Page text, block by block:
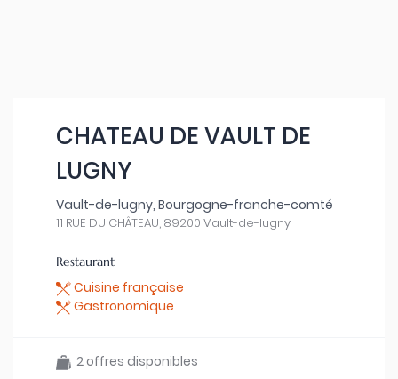
CHATEAU DE VAULT DE
LUGNY
Vault-de-lugny, Bourgogne-franche-comté
11 RUE DU CHÂTEAU, 89200 Vault-de-lugny
Restaurant
Cuisine française
Gastronomique
2 offres disponibles